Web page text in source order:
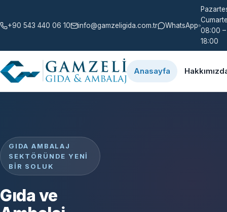
+90 543 440 06 10 info@gamzeligida.com.tr WhatsApp
08:00 –
18:00
Anasayfa
GIDA AMBALAJ
SEKTÖRÜNDE YENI
BIR SOLUK
Gıda ve